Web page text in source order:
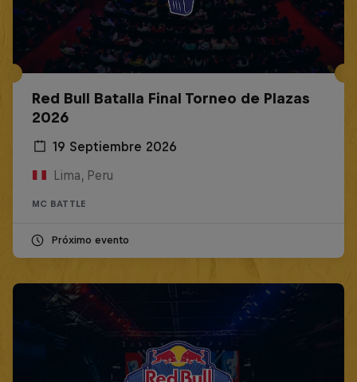
Red Bull Batalla Final Torneo de Plazas
2026
19 Septiembre 2026
Lima, Peru
MC BATTLE
Próximo evento